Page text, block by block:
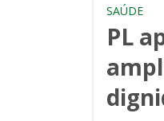
SAÚDE
PL